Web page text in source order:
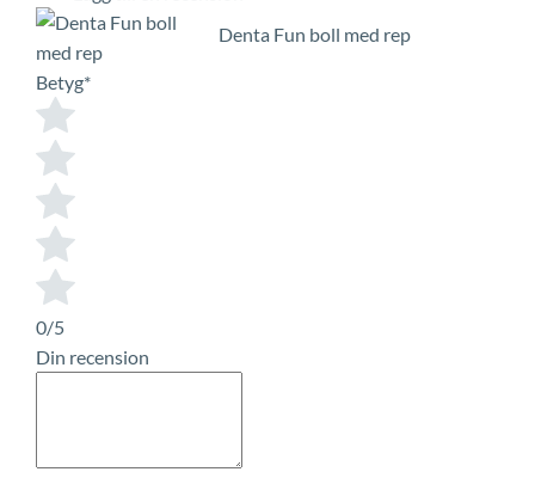
Denta Fun boll med rep
Betyg*
0/5
Din recension